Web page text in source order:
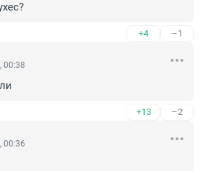
+4 –1
00:38
+13 –2
00:36